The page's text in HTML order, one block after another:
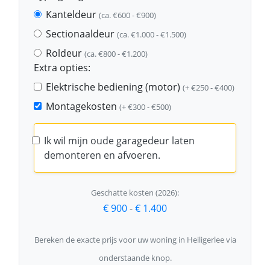
Kanteldeur (ca. €600 - €900)
Sectionaaldeur (ca. €1.000 - €1.500)
Roldeur (ca. €800 - €1.200)
Extra opties:
Elektrische bediening (motor) (+ €250 - €400)
Montagekosten (+ €300 - €500)
Ik wil mijn oude garagedeur laten
demonteren en afvoeren.
Geschatte kosten (2026):
€ 900-€ 1.400
Bereken de exacte prijs voor uw woning in Heiligerlee via
onderstaande knop.